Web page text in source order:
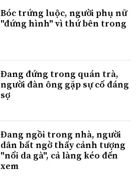
Bóc trứng luộc, người phụ nữ
"đứng hình" vì thứ bên trong
Đang đứng trong quán trà,
người đàn ông gặp sự cố đáng
sợ
Đang ngồi trong nhà, người
dân bất ngờ thấy cảnh tượng
"nổi da gà", cả làng kéo đến
xem